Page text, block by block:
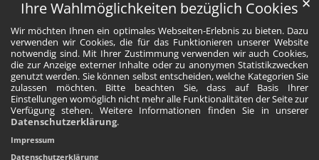
Ihre Wahlmöglichkeiten bezüglich Cookies
Wir möchten Ihnen ein optimales Webseiten-Erlebnis zu bieten. Dazu
verwenden wir Cookies, die für das Funktionieren unserer Website
notwendig sind. Mit Ihrer Zustimmung verwenden wir auch Cookies,
die zur Anzeige externer Inhalte oder zu anonymen Statistikzwecken
genutzt werden. Sie können selbst entscheiden, welche Kategorien Sie
zulassen möchten. Bitte beachten Sie, dass auf Basis Ihrer
Einstellungen womöglich nicht mehr alle Funktionalitäten der Seite zur
Verfügung stehen. Weitere Informationen finden Sie in unserer
Datenschutzerklärung.
✕
Impressum
Datenschutzerklärung